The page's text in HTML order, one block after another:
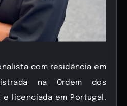
com residência em
na Ordem dos
e licenciada em Portugal.